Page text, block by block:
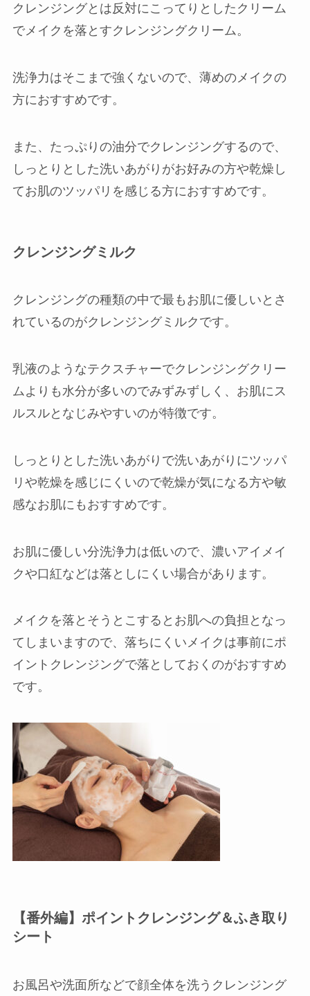
クレンジングとは反対にこってりとしたクリーム
でメイクを落とすクレンジングクリーム。
洗浄力はそこまで強くないので、薄めのメイクの
方におすすめです。
また、たっぷりの油分でクレンジングするので、
しっとりとした洗いあがりがお好みの方や乾燥し
てお肌のツッパリを感じる方におすすめです。
クレンジングミルク
クレンジングの種類の中で最もお肌に優しいとさ
れているのがクレンジングミルクです。
乳液のようなテクスチャーでクレンジングクリー
ムよりも水分が多いのでみずみずしく、お肌にス
ルスルとなじみやすいのが特徴です。
しっとりとした洗いあがりで洗いあがりにツッパ
リや乾燥を感じにくいので乾燥が気になる方や敏
感なお肌にもおすすめです。
お肌に優しい分洗浄力は低いので、濃いアイメイ
クや口紅などは落としにくい場合があります。
メイクを落とそうとこするとお肌への負担となっ
てしまいますので、落ちにくいメイクは事前にポ
イントクレンジングで落としておくのがおすすめ
です。
【番外編】ポイントクレンジング＆ふき取り
シート
お風呂や洗面所などで顔全体を洗うクレンジング